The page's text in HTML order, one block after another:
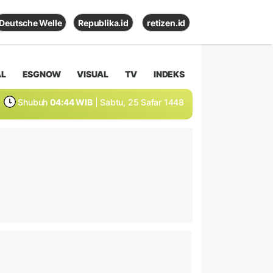
Deutsche Welle Republika.id retizen.id
ESGNOW VISUAL TV INDEKS
Shubuh 04:44 WIB | Sabtu, 25 Safar 1448